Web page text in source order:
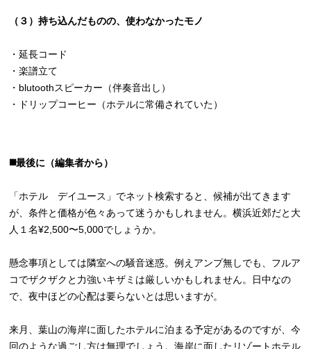
（３）持ち込んだものの、使わなかったモノ
・延長コード
・楽譜立て
・blutoothスピーカー（伴奏音出し）
・ドリップコーヒー（ホテルに常備されていた）
◼️最後に（編集者から）
「ホテル デイユース」でネット検索すると、候補が出てきます
が、条件と価格が色々あって迷うかもしれません。横浜近郊だと大
人１名¥2,500〜5,000でしょうか。
懸念事項としては隣室への騒音迷惑。例えアンプ無しでも、フルア
コでザクザクと力強いキザミは厳しいかもしれません。日中なの
で、夜中ほどの心配は要らないとは思いますが。
来月、葉山の海岸に面したホテルに泊まる予定があるのですが、今
回のような過ごし方は無理でしょう。海岸に面したリゾートホテル